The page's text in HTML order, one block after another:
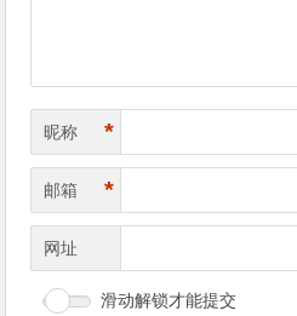
昵称 *
邮箱 *
网址
滑动解锁才能提交